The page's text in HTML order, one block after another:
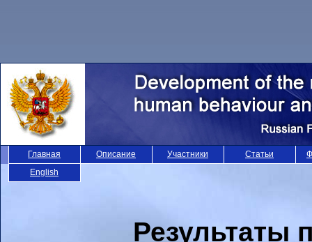
Результаты
Главная Описание Участники Статьи
English